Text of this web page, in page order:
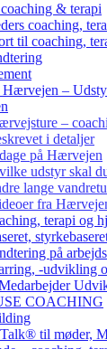
& terapi
coaching,
til coaching,
Hærvejen –
–
i detaljer
på Hærvejen
udstyr skal
lange
fra
terapi og
på
-udvikling
COACHING
til møder,